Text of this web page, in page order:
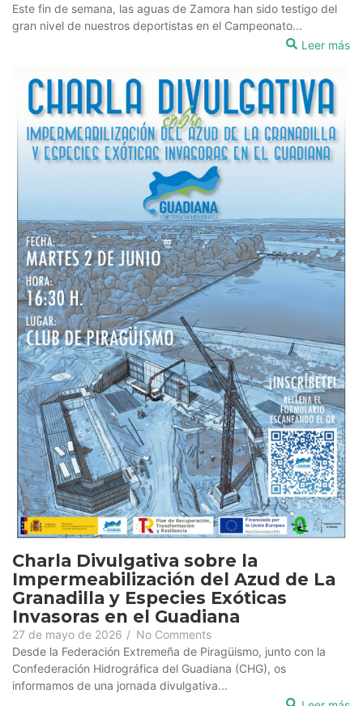
Este fin de semana, las aguas de Zamora han sido testigo del
gran nivel de nuestros deportistas en el Campeonato...
Leer más
Charla Divulgativa sobre la
Impermeabilización del Azud de La
Granadilla y Especies Exóticas
Invasoras en el Guadiana
27 de mayo de 2026 / No Comments
Desde la Federación Extremeña de Piragüismo, junto con la
Confederación Hidrográfica del Guadiana (CHG), os
informamos de una jornada divulgativa...